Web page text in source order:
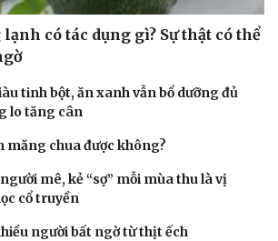
Thời trang
Sao Việt
có tác dụng gì? Sự thật có thể
tinh bột, ăn xanh vẫn bổ dưỡng đủ
lo tăng cân
măng chua được không?
mê, kẻ “sợ” mỗi mùa thu là vị
cổ truyền
người bất ngờ từ thịt ếch